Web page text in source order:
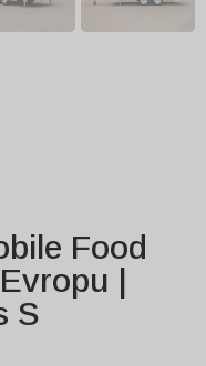
Food
|
S